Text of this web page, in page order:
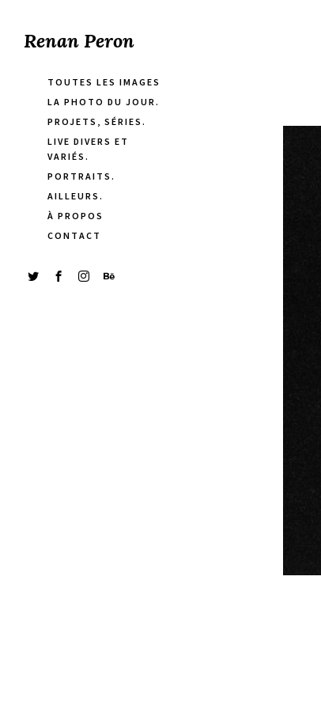
Renan Peron
TOUTES LES IMAGES
LA PHOTO DU JOUR.
PROJETS, SÉRIES.
LIVE DIVERS ET
VARIÉS.
PORTRAITS.
AILLEURS.
À PROPOS
CONTACT